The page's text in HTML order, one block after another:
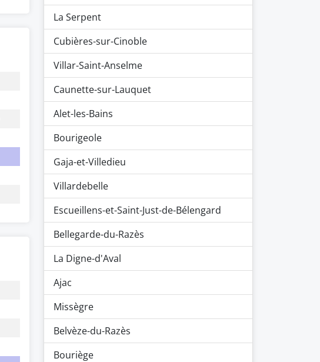
La Serpent
Cubières-sur-Cinoble
Villar-Saint-Anselme
Caunette-sur-Lauquet
Alet-les-Bains
Bourigeole
Gaja-et-Villedieu
Villardebelle
Escueillens-et-Saint-Just-de-Bélengard
Bellegarde-du-Razès
La Digne-d'Aval
Ajac
Missègre
Belvèze-du-Razès
Bouriège